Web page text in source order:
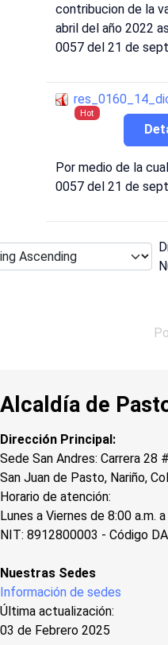
contribucion de la
abril del año 2022
0057 del 21 de
Hot
Por medio de la
0057 del 21 de
Alcaldía de
Dirección Principal:
Sede San Andres: Carrera 28
San Juan de Pasto, Nariño,
Horario de atención:
Lunes a Viernes de 8:00 a.m.
NIT: 8912800003 - Código
Nuestras Sedes
Información de sedes
Última actualización:
03 de Febrero 2025